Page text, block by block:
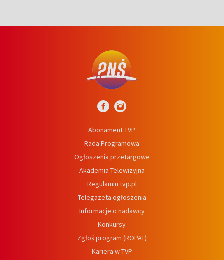
Abonament TVP
Rada Programowa
Ogłoszenia przetargowe
Akademia Telewizyjna
Regulamin tvp.pl
Telegazeta ogłoszenia
Informacje o nadawcy
Konkursy
Zgłoś program (ROPAT)
Kariera w TVP